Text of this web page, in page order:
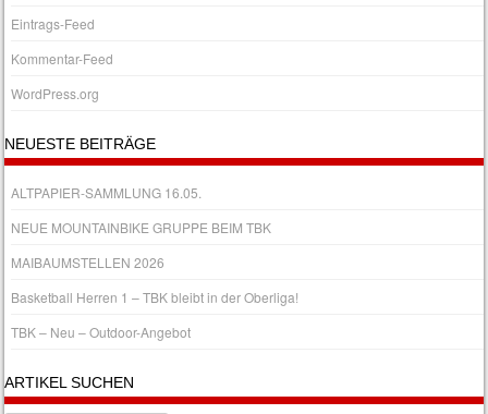
Eintrags-Feed
Kommentar-Feed
WordPress.org
NEUESTE BEITRÄGE
ALTPAPIER-SAMMLUNG 16.05.
NEUE MOUNTAINBIKE GRUPPE BEIM TBK
MAIBAUMSTELLEN 2026
Basketball Herren 1 – TBK bleibt in der Oberliga!
TBK – Neu – Outdoor-Angebot
ARTIKEL SUCHEN